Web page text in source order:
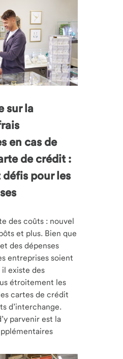
sur la
en cas de
de crédit :
pour les
des coûts : nouvel
et plus. Bien que
des dépenses
entreprises soient
existe des
étroitement les
cartes de crédit
d’interchange.
parvenir est la